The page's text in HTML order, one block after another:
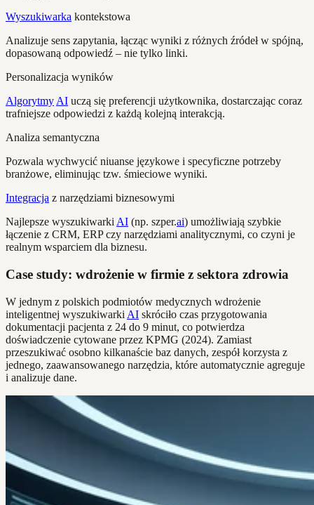
Wyszukiwarka kontekstowa
Analizuje sens zapytania, łącząc wyniki z różnych źródeł w spójną,
dopasowaną odpowiedź – nie tylko linki.
Personalizacja wyników
Algorytmy AI uczą się preferencji użytkownika, dostarczając coraz
trafniejsze odpowiedzi z każdą kolejną interakcją.
Analiza semantyczna
Pozwala wychwycić niuanse językowe i specyficzne potrzeby
branżowe, eliminując tzw. śmieciowe wyniki.
Integracja z narzędziami biznesowymi
Najlepsze wyszukiwarki AI (np. szper.ai) umożliwiają szybkie
łączenie z CRM, ERP czy narzędziami analitycznymi, co czyni je
realnym wsparciem dla biznesu.
Case study: wdrożenie w firmie z sektora zdrowia
W jednym z polskich podmiotów medycznych wdrożenie
inteligentnej wyszukiwarki AI skróciło czas przygotowania
dokumentacji pacjenta z 24 do 9 minut, co potwierdza
doświadczenie cytowane przez KPMG (2024). Zamiast
przeszukiwać osobno kilkanaście baz danych, zespół korzysta z
jednego, zaawansowanego narzędzia, które automatycznie agreguje
i analizuje dane.